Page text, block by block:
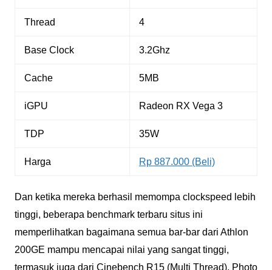
Thread 4
Base Clock 3.2Ghz
Cache 5MB
iGPU Radeon RX Vega 3
TDP 35W
Harga Rp 887.000 (Beli)
Dan ketika mereka berhasil memompa clockspeed lebih
tinggi, beberapa benchmark terbaru situs ini
memperlihatkan bagaimana semua bar-bar dari Athlon
200GE mampu mencapai nilai yang sangat tinggi,
termasuk juga dari Cinebench R15 (Multi Thread), Photo